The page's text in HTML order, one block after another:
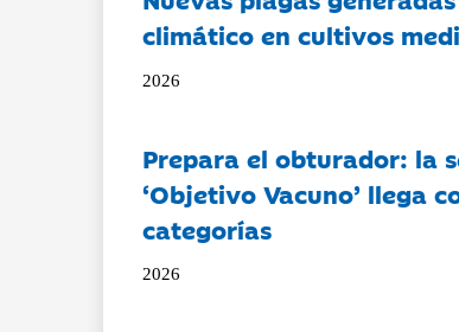
climático en cultivos
2026
Prepara el obturador: la
‘Objetivo Vacuno’ llega
categorías
2026